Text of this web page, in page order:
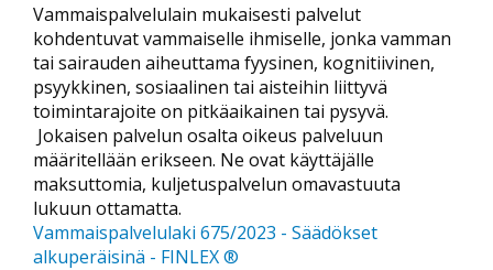
Vammaispalvelulain mukaisesti palvelut
kohdentuvat vammaiselle ihmiselle, jonka vamman
tai sairauden aiheuttama fyysinen, kognitiivinen,
psyykkinen, sosiaalinen tai aisteihin liittyvä
toimintarajoite on pitkäaikainen tai pysyvä.
Jokaisen palvelun osalta oikeus palveluun
määritellään erikseen. Ne ovat käyttäjälle
maksuttomia, kuljetuspalvelun omavastuuta
lukuun ottamatta.
Vammaispalvelulaki 675/2023 - Säädökset
alkuperäisinä - FINLEX ®